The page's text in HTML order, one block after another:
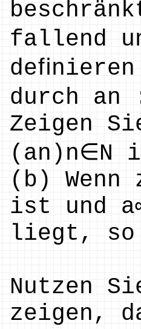
fallend
durch
Zeigen
(an)n∈N
(b)
ist und
liegt,
Nutzen
zeigen,